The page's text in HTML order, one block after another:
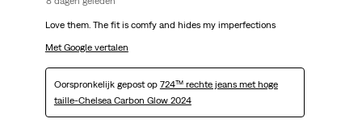
Love them. The fit is comfy and hides my imperfections
Met Google vertalen
Oorspronkelijk gepost op 724™ rechte jeans met hoge
taille-Chelsea Carbon Glow 2024